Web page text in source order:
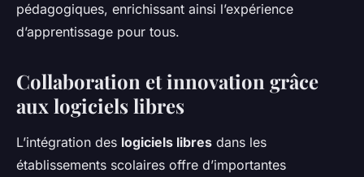
pédagogiques, enrichissant ainsi l’expérience
d’apprentissage pour tous.
Collaboration et innovation grâce
aux logiciels libres
L’intégration des logiciels libres dans les
établissements scolaires offre d’importantes